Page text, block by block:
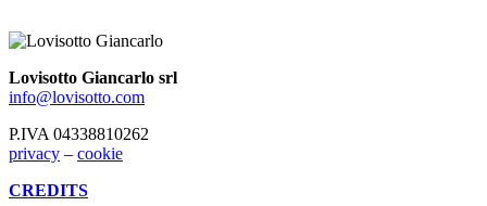
Lovisotto Giancarlo srl
info@lovisotto.com
P.IVA 04338810262
privacy – cookie
CREDITS